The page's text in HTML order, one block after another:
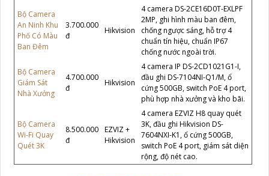
Bộ Camera
An Ninh Khu
Phố Có Màu
Ban Đêm
3.700.000
đ
Hikvision
4 camera DS-2CE16D0T-EXLPF
2MP, ghi hình màu ban đêm,
chống ngược sáng, hỗ trợ 4
chuẩn tín hiệu, chuẩn IP67
chống nước ngoài trời.
Bộ Camera
Giám Sát
Nhà Xưởng
4.700.000
đ
Hikvision
4 camera IP DS-2CD1021G1-I,
đầu ghi DS-7104NI-Q1/M, ổ
cứng 500GB, switch PoE 4 port,
phù hợp nhà xưởng và kho bãi.
Bộ Camera
Wi-Fi Quay
Quét 3K
8.500.000
đ
EZVIZ +
Hikvision
4 camera EZVIZ H8 quay quét
3K, đầu ghi Hikvision DS-
7604NXI-K1, ổ cứng 500GB,
switch PoE 4 port, giám sát diện
rộng, độ nét cao.